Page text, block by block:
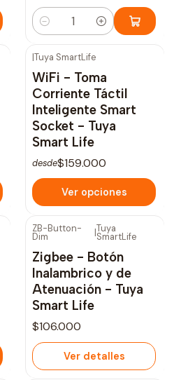
Cantidad
|Tuya SmartLife
WiFi - Toma
Corriente Táctil
Inteligente Smart
Socket - Tuya
Smart Life
desde$159.000
Ver opciones
Agotado
ZB-Button-
Dim |Tuya
SmartLife
Zigbee - Botón
Inalambrico y de
Atenuación - Tuya
Smart Life
$106.000
Ver detalles